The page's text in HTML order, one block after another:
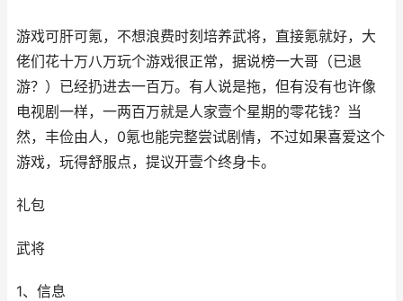
游戏可肝可氪，不想浪费时刻培养武将，直接氪就好，大
佬们花十万八万玩个游戏很正常，据说榜一大哥（已退
游？）已经扔进去一百万。有人说是拖，但有没有也许像
电视剧一样，一两百万就是人家壹个星期的零花钱？当
然，丰俭由人，0氪也能完整尝试剧情，不过如果喜爱这个
游戏，玩得舒服点，提议开壹个终身卡。
礼包
武将
1、信息